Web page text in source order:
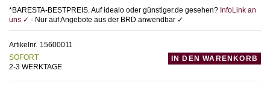
*BARESTA-BESTPREIS. Auf idealo oder günstiger.de gesehen? InfoLink an
uns ✓ - Nur auf Angebote aus der BRD anwendbar ✓
Artikelnr. 15600011
SOFORT
2-3 WERKTAGE
IN DEN WARENKORB